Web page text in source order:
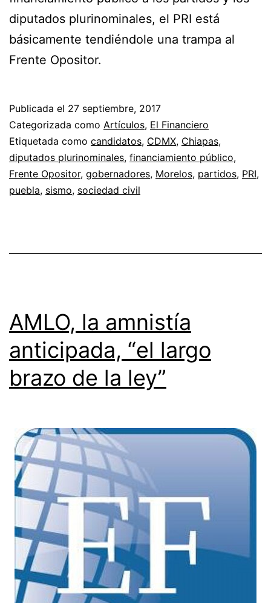
diputados plurinominales, el PRI está
básicamente tendiéndole una trampa al
Frente Opositor.
Publicada el 27 septiembre, 2017
Categorizada como Artículos, El Financiero
Etiquetada como candidatos, CDMX, Chiapas,
diputados plurinominales, financiamiento público,
Frente Opositor, gobernadores, Morelos, partidos, PRI,
puebla, sismo, sociedad civil
AMLO, la amnistía
anticipada, “el largo
brazo de la ley”